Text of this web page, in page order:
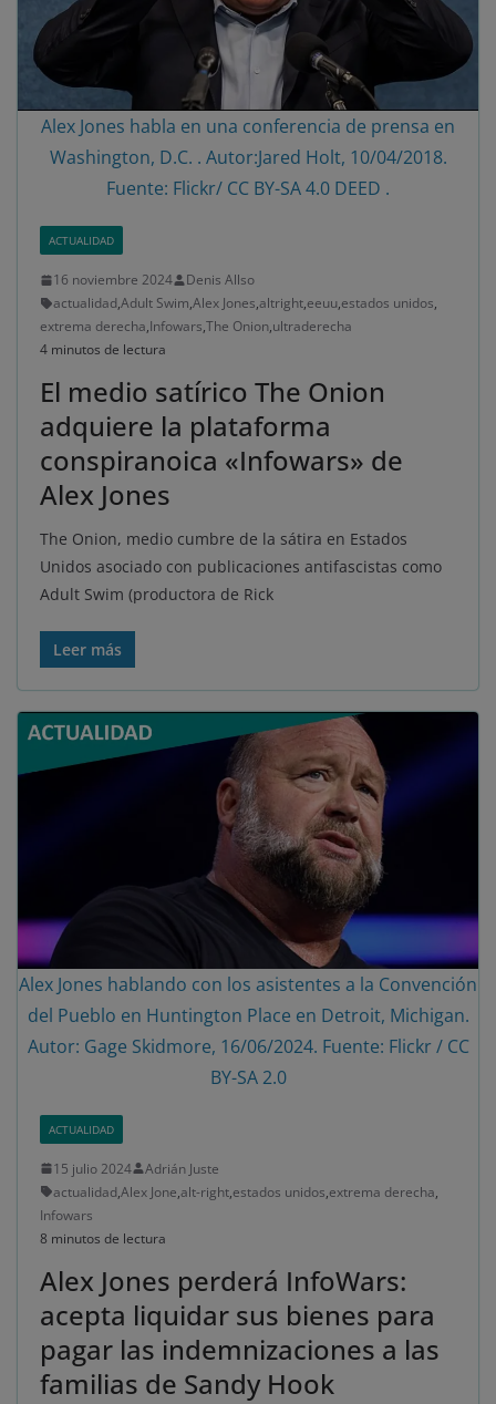
Alex Jones habla en una conferencia de prensa en
Washington, D.C. . Autor:Jared Holt, 10/04/2018.
Fuente: Flickr/ CC BY-SA 4.0 DEED .
ACTUALIDAD
16 noviembre 2024
Denis Allso
actualidad,Adult Swim,Alex Jones,altright,eeuu,estados unidos,
extrema derecha,Infowars,The Onion,ultraderecha
4 minutos de lectura
El medio satírico The Onion
adquiere la plataforma
conspiranoica «Infowars» de
Alex Jones
The Onion, medio cumbre de la sátira en Estados
Unidos asociado con publicaciones antifascistas como
Adult Swim (productora de Rick
Leer más
Alex Jones hablando con los asistentes a la Convención
del Pueblo en Huntington Place en Detroit, Michigan.
Autor: Gage Skidmore, 16/06/2024. Fuente: Flickr / CC
BY-SA 2.0
ACTUALIDAD
15 julio 2024
Adrián Juste
actualidad,Alex Jone,alt-right,estados unidos,extrema derecha,
Infowars
8 minutos de lectura
Alex Jones perderá InfoWars:
acepta liquidar sus bienes para
pagar las indemnizaciones a las
familias de Sandy Hook